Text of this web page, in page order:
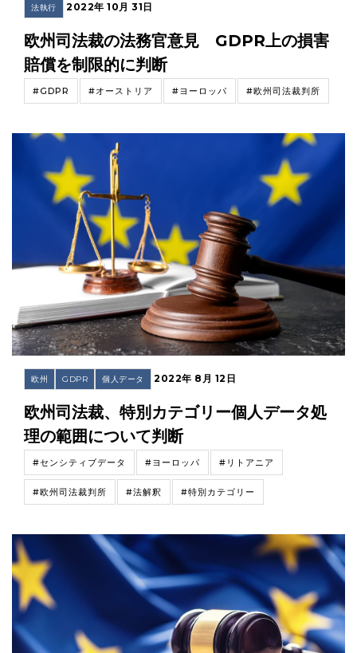
法執行 2022年 10月 31日
欧州司法裁の法務官意見 GDPR上の損害
賠償を制限的に判断
#GDPR #オーストリア #ヨーロッパ #欧州司法裁判所
欧州 GDPR 個人データ 2022年 8月 12日
欧州司法裁、特別カテゴリー個人データ処
理の範囲について判断
#センシティブデータ #ヨーロッパ #リトアニア
#欧州司法裁判所 #法解釈 #特別カテゴリー